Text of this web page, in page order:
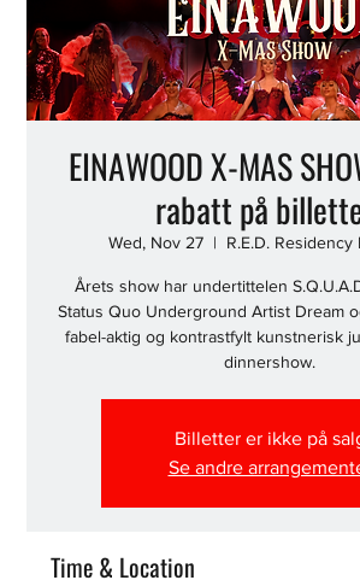
EINAWOOD X-MAS
rabatt på
Wed, Nov 27
  |
R.E.D. Residency
Årets show har undertittelen
Status Quo Underground Artist Dream
fabel-aktig og kontrastfylt kunstnerisk
dinnershow.
Billetter er ikke på
Se andre
Time & Location